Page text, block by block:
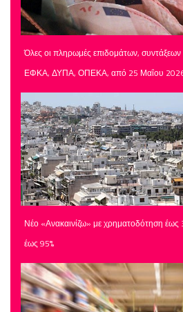
Όλες οι πληρωμές επιδομάτων,
ΕΦΚΑ, ΔΥΠΑ, ΟΠΕΚΑ, από 25 Μαΐου
Νέο «Ανακαινίζω» με χρηματοδότηση
έως 95%